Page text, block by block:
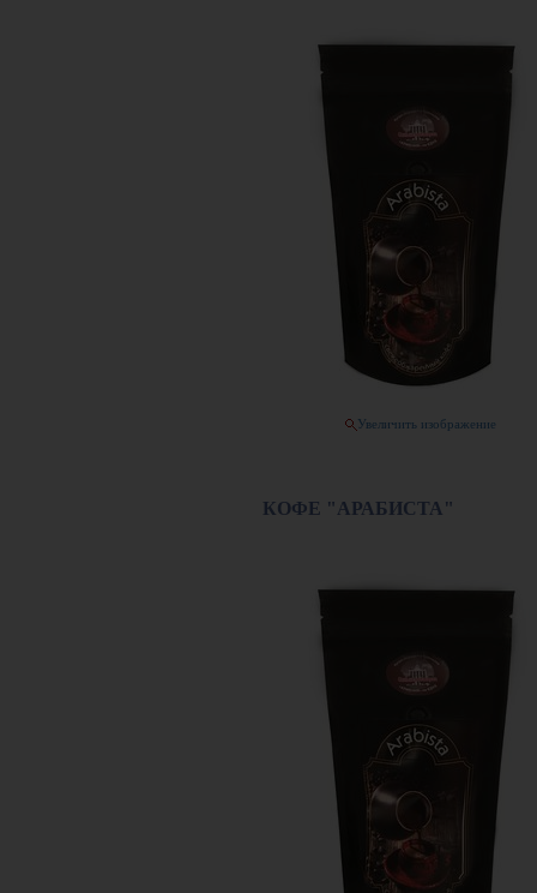
Увеличить изображение
КОФЕ "АРАБИСТА"